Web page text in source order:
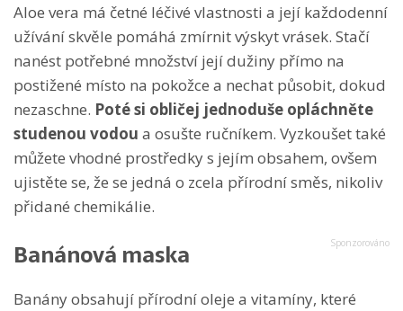
Aloe vera má četné léčivé vlastnosti a její každodenní
užívání skvěle pomáhá zmírnit výskyt vrásek. Stačí
nanést potřebné množství její dužiny přímo na
postižené místo na pokožce a nechat působit, dokud
nezaschne. Poté si obličej jednoduše opláchněte
studenou vodou a osušte ručníkem. Vyzkoušet také
můžete vhodné prostředky s jejím obsahem, ovšem
ujistěte se, že se jedná o zcela přírodní směs, nikoliv
přidané chemikálie.
Banánová maska
Banány obsahují přírodní oleje a vitamíny, které